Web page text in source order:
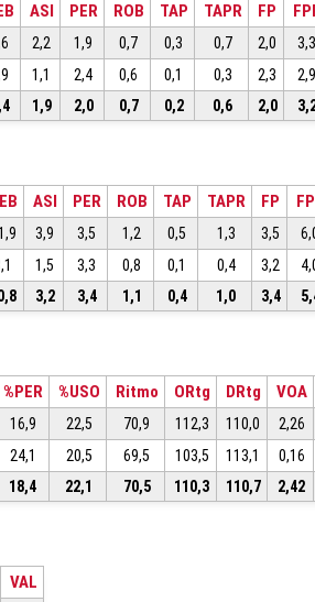
ASI PER ROB TAP TAPR FP
2,2 1,9 0,7 0,3 0,7 2,0 3,3
1,1 2,4 0,6 0,1 0,3 2,3 2,9
1,9 2,0 0,7 0,2 0,6 2,0
ASI PER ROB TAP TAPR FP
3,9 3,5 1,2 0,5 1,3 3,5
1,5 3,3 0,8 0,1 0,4 3,2
3,2 3,4 1,1 0,4 1,0 3,4
%PER %USO Ritmo ORtg DRtg VOA
16,9 22,5 70,9 112,3 110,0 2,26
24,1 20,5 69,5 103,5 113,1 0,16
18,4 22,1 70,5 110,3 110,7 2,42
VAL